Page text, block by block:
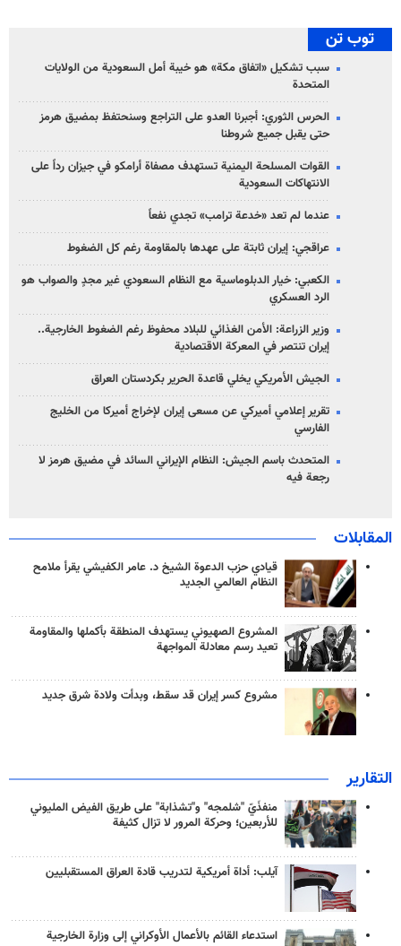
توب تن
سبب تشكيل «اتفاق مكة» هو خيبة أمل السعودية من الولايات
المتحدة
الحرس الثوري: أجبرنا العدو على التراجع وسنحتفظ بمضيق هرمز
حتى يقبل جميع شروطنا
القوات المسلحة اليمنية تستهدف مصفاة أرامكو في جيزان رداً على
الانتهاكات السعودية
عندما لم تعد «خدعة ترامب» تجدي نفعاً
عراقجي: إيران ثابتة على عهدها بالمقاومة رغم كل الضغوط
الكعبي: خيار الدبلوماسية مع النظام السعودي غير مجدٍ والصواب هو
الرد العسكري
وزير الزراعة: الأمن الغذائي للبلاد محفوظ رغم الضغوط الخارجية..
إيران تنتصر في المعركة الاقتصادية
الجيش الأمريكي يخلي قاعدة الحرير بكردستان العراق
تقرير إعلامي أميركي عن مسعى إيران لإخراج أميركا من الخليج
الفارسي
المتحدث باسم الجيش: النظام الإيراني السائد في مضيق هرمز لا
رجعة فيه
المقابلات
قيادي حزب الدعوة الشيخ د. عامر الكفيشي يقرأ ملامح
النظام العالمي الجديد
المشروع الصهيوني يستهدف المنطقة بأكملها والمقاومة
تعيد رسم معادلة المواجهة
مشروع كسر إيران قد سقط، وبدأت ولادة شرق جديد
التقارير
منفذَيّ "شلمجه" و"تشذابة" على طريق الفيض المليوني
للأربعين؛ وحركة المرور لا تزال كثيفة
آيلب: أداة أمريكية لتدريب قادة العراق المستقبليين
استدعاء القائم بالأعمال الأوكراني إلى وزارة الخارجية